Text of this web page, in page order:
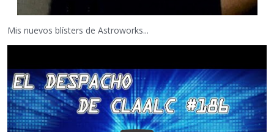
Mis nuevos blísters de Astroworks...